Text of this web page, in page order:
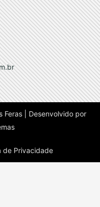
| Desenvolvido por
de Privacidade